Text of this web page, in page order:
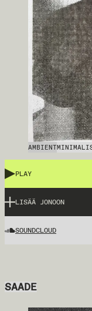
SAADE
AMBIENT
PLAY
LISÄÄ JONOON
SOUNDCLOUD